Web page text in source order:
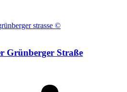
Grünberger Straße